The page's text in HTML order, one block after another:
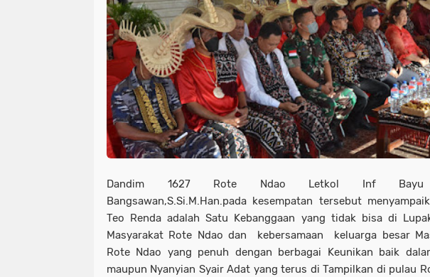
Dandim 1627 Rote Ndao Letkol Inf Bayu
Bangsawan,S.Si.M.Han.pada kesempatan tersebut
Teo Renda adalah Satu Kebanggaan yang tidak bisa di
Masyarakat Rote Ndao dan kebersamaan keluarga besar
Rote Ndao yang penuh dengan berbagai Keunikan baik
maupun Nyanyian Syair Adat yang terus di Tampilkan di pulau